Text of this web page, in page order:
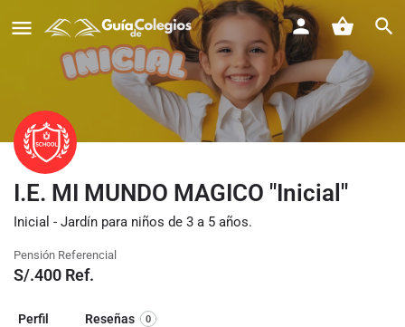
I.E. MI MUNDO MAGICO "Inicial"
Inicial - Jardín para niños de 3 a 5 años.
Pensión Referencial
S/.400 Ref.
Perfil Reseñas 0